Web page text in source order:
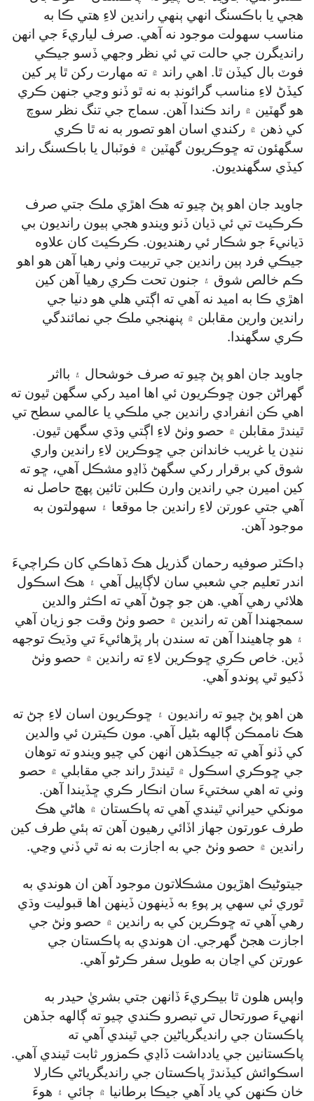
هجي يا باڪسنگ انهي ٻنهي راندين لاءِ هتي ڪا به
مناسب سهولت موجود نه آهي. صرف لياريءَ جي انهن
رانديگرن جي حالت تي ئي نظر وجهي ڏسو جيڪي
فوٽ بال کيڏن ٿا. اهي راند ۾ ته مهارت رکن ٿا پر کين
کيڏڻ لاءِ مناسب گرائونڊ به نه ٿو ڏنو وڃي جنهن ڪري
هو گھٽين ۾ راند ڪندا آهن. سماج جي تنگ نظر سوچ
کي ذهن ۾ رکندي اسان اهو تصور به نه ٿا ڪري
سگھئون ته ڇوڪريون گھٽين ۾ فوٽبال يا باڪسنگ راند
کيڏي سگھنديون.
جاويد جان اهو پڻ چيو ته هڪ اهڙي ملڪ جتي صرف
ڪرڪيٽ تي ئي ڌيان ڏنو ويندو هجي ٻيون رانديون بي
ڌيانيءَ جو شڪار ئي رهنديون. ڪرڪيٽ کان علاوه
جيڪي فرد ٻين راندين جي تربيت وٺي رهيا آهن هو اهو
ڪم خالص شوق ۽ جنون تحت ڪري رهيا آهن کين
اهڙي ڪا به اميد نه آهي ته اڳتي هلي هو دنيا جي
راندين وارين مقابلن ۾ پنهنجي ملڪ جي نمائندگي
ڪري سگھندا.
جاويد جان اهو پڻ چيو ته صرف خوشحال ۽ بااثر
گھراڻن جون ڇوڪريون ئي اها اميد رکي سگھن ٿيون ته
اهي ڪن انفرادي راندين جي ملڪي يا عالمي سطح تي
ٿيندڙ مقابلن ۾ حصو وٺڻ لاءِ اڳتي وڌي سگھن ٿيون.
ننڍن يا غريب خاندانن جي ڇوڪرين لاءِ راندين واري
شوق کي برقرار رکي سگھڻ ڏاڍو مشڪل آهي، ڇو ته
کين اميرن جي راندين وارن ڪلبن تائين پهچ حاصل نه
آهي جتي عورتن لاءِ راندين جا موقعا ۽ سهولتون به
موجود آهن.
ڊاڪٽر صوفيه رحمان گذريل هڪ ڏهاڪي کان ڪراچيءَ
اندر تعليم جي شعبي سان لاڳاپيل آهي ۽ هڪ اسڪول
هلائي رهي آهي. هن جو چوڻ آهي ته اڪثر والدين
سمجهندا آهن ته راندين ۾ حصو وٺڻ وقت جو زيان آهي
۽ هو چاهيندا آهن ته سندن ٻار پڙهائيءَ تي وڌيڪ توجهه
ڏين. خاص ڪري ڇوڪرين لاءِ ته راندين ۾ حصو وٺڻ
ڏکيو ٿي پوندو آهي.
هن اهو پڻ چيو ته رانديون ۽ ڇوڪريون اسان لاءِ ڄڻ ته
هڪ ناممڪن ڳالهه بڻيل آهي. مون ڪيترن ئي والدين
کي ڏٺو آهي ته جيڪڏهن انهن کي چيو ويندو ته توهان
جي ڇوڪري اسڪول ۾ ٿيندڙ راند جي مقابلي ۾ حصو
وٺي ته اهي سختيءَ سان انڪار ڪري ڇڏيندا آهن.
مونکي حيراني ٿيندي آهي ته پاڪستان ۾ هاڻي هڪ
طرف عورتون جهاز اڏائي رهيون آهن ته ٻئي طرف کين
راندين ۾ حصو وٺڻ جي به اجازت به نه ٿي ڏني وڃي.
جيتوڻيڪ اهڙيون مشڪلاتون موجود آهن ان هوندي به
ٿوري ئي سهي پر پوءِ به ڏينهون ڏينهن اها قبوليت وڌي
رهي آهي ته ڇوڪرين کي به راندين ۾ حصو وٺڻ جي
اجازت هجڻ گھرجي. ان هوندي به پاڪستان جي
عورتن کي اڃان به طويل سفر ڪرڻو آهي.
واپس هلون ٿا بيڪريءَ ڏانهن جتي بشريٰ حيدر به
انهيءَ صورتحال تي تبصرو ڪندي چيو ته ڳالهه جڏهن
پاڪستان جي رانديگرياڻين جي ٿيندي آهي ته
پاڪستانين جي يادداشت ڏاڍي ڪمزور ثابت ٿيندي آهي.
اسڪوائش کيڏندڙ پاڪستان جي رانديگرياڻي ڪارلا
خان ڪنهن کي ياد آهي جيڪا برطانيا ۾ ڄائي ۽ هوءَ